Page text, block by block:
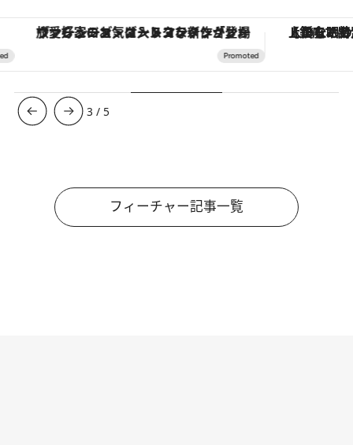
【銀座で出合う最旬美容】美髪ケアや上質な眠り…セルフケアのアップデートから、特別な名入れギフトまで。大人のための「ReFa GINZA」クルーズ
4 / 5
フィーチャー記事一覧